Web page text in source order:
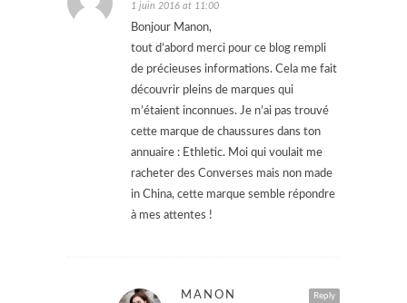
1 juin 2016 at 11:00
Bonjour Manon,
tout d’abord merci pour ce blog rempli
de précieuses informations. Cela me fait
découvrir pleins de marques qui
m’étaient inconnues. Je n’ai pas trouvé
cette marque de chaussures dans ton
annuaire : Ethletic. Moi qui voulait me
racheter des Converses mais non made
in China, cette marque semble répondre
à mes attentes !
Reply
MANON